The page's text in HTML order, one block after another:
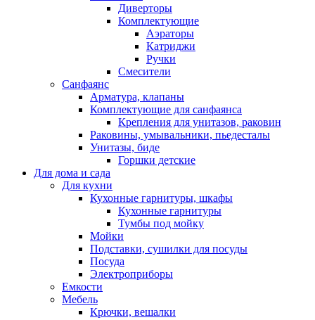
Диверторы
Комплектующие
Аэраторы
Катриджи
Ручки
Смесители
Санфаянс
Арматура, клапаны
Комплектующие для санфаянса
Крепления для унитазов, раковин
Раковины, умывальники, пьедесталы
Унитазы, биде
Горшки детские
Для дома и сада
Для кухни
Кухонные гарнитуры, шкафы
Кухонные гарнитуры
Тумбы под мойку
Мойки
Подставки, сушилки для посуды
Посуда
Электроприборы
Емкости
Мебель
Крючки, вешалки